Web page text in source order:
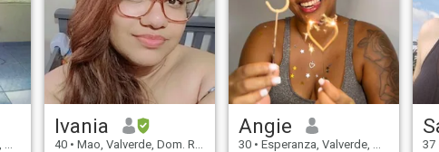
Ivania
40 • Mao, Valverde, Dom. Rep.
Angie
30 • Esperanza, Valverde, Dom. Rep.
37